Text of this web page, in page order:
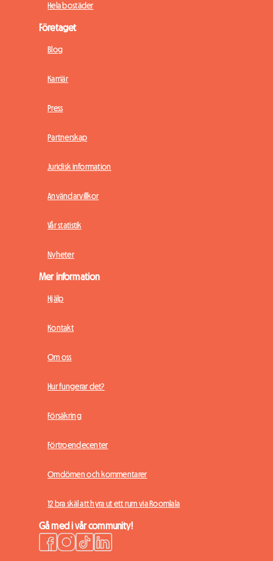
Hela bostäder
Företaget
Blog
Karriär
Press
Partnerskap
Juridisk information
Användarvillkor
Vår statistik
Nyheter
Mer information
Hjälp
Kontakt
Om oss
Hur fungerar det?
Försäkring
Förtroendecenter
Omdömen och kommentarer
12 bra skäl att hyra ut ett rum via Roomlala
Gå med i vår community!